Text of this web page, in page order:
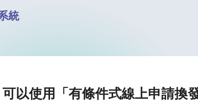
統
以使用「有條件式線上申請換